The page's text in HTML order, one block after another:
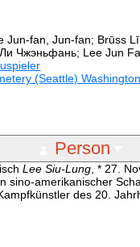
Jun-fan, Jun-fan; Brūss
Чжэньфань; Lee Jun
(Seattle) Washington
Person
Lee Siu-Lung , * 27.
sino-amerikanischer
des 20.